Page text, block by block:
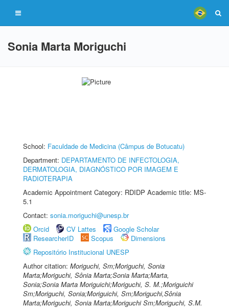
Sonia Marta Moriguchi
School: Faculdade de Medicina (Câmpus de Botucatu)
Department: DEPARTAMENTO DE INFECTOLOGIA,
DERMATOLOGIA, DIAGNÓSTICO POR IMAGEM E
RADIOTERAPIA
Academic Appointment Category: RDIDP Academic title: MS-
5.1
Contact: sonia.moriguchi@unesp.br
Orcid
CV Lattes
Google Scholar
ResearcherID
Scopus
Dimensions
Repositório Institucional UNESP
Author citation: Moriguchi, Sm;Moriguchi, Sonia
Marta;Moriguchi, Sônia Marta;Sonia Marta;Marta,
Sonia;Sonia Marta Moriguichi;Moriguchi, S. M.;Moriguichi
Sm;Moriguchi, Sonia;Moriguichi, Sm;Moriguchi,Sônia
Marta;Moriguchi, Sonia Marta;Moriguchi Sm;Moriguchi, S.M.